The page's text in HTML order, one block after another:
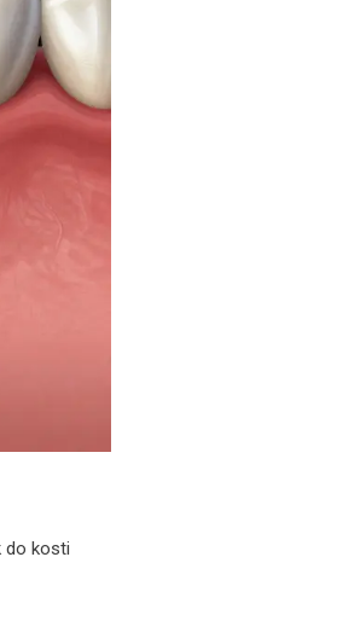
do kosti